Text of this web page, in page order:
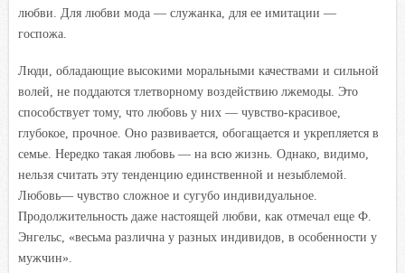
любви. Для любви мода — служанка, для ее имитации —
госпожа.
Люди, обладающие высокими моральными качествами и сильной
волей, не поддаются тлетворному воздействию лжемоды. Это
способствует тому, что любовь у них — чувство-красивое,
глубокое, прочное. Оно развивается, обогащается и укрепляется в
семье. Нередко такая любовь — на всю жизнь. Однако, видимо,
нельзя считать эту тенденцию единственной и незыблемой.
Любовь— чувство сложное и сугубо индивидуальное.
Продолжительность даже настоящей любви, как отмечал еще Ф.
Энгельс, «весьма различна у разных индивидов, в особенности у
мужчин».